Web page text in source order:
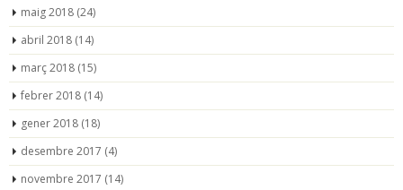
maig 2018 (24)
abril 2018 (14)
març 2018 (15)
febrer 2018 (14)
gener 2018 (18)
desembre 2017 (4)
novembre 2017 (14)